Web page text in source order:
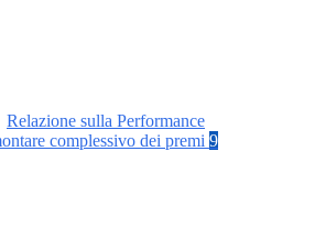
Relazione sulla Performance
complessivo dei premi 9